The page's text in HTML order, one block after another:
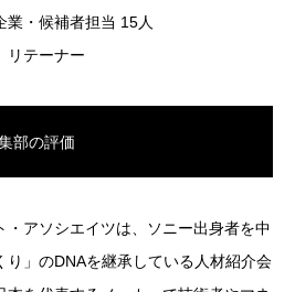
業・候補者担当 15人
リテーナー
部の評価
・アソシエイツは、ソニー出身者を中
り」のDNAを継承している人材紹介会